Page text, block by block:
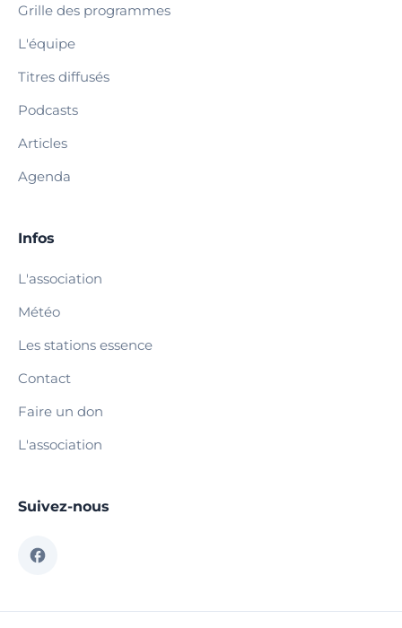
Grille des programmes
L'équipe
Titres diffusés
Podcasts
Articles
Agenda
Infos
L'association
Météo
Les stations essence
Contact
Faire un don
L'association
Suivez-nous